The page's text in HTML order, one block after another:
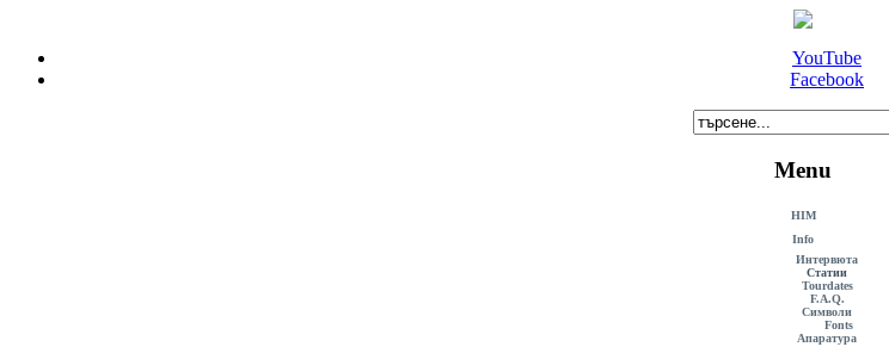
YouTube
Facebook
Menu
HIM
Info
Интервюта
Статии
Tourdates
F.A.Q.
Символи
Fonts
Апаратура